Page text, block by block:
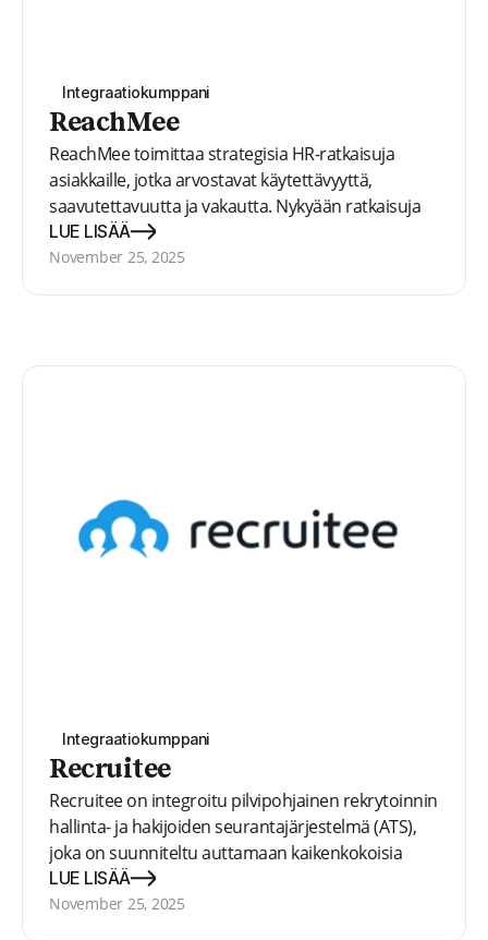
Integraatiokumppani
ReachMee
ReachMee toimittaa strategisia HR-ratkaisuja
asiakkaille, jotka arvostavat käytettävyyttä,
saavutettavuutta ja vakautta. Nykyään ratkaisuja
käyttää yli 500 organisaatiota sekä julkisella että
yksityisellä sektorilla.
LUE LISÄÄ
November 25, 2025
Integraatiokumppani
Recruitee
Recruitee on integroitu pilvipohjainen rekrytoinnin
hallinta- ja hakijoiden seurantajärjestelmä (ATS),
joka on suunniteltu auttamaan kaikenkokoisia
sisäisiä HR-tiimejä organisoimaan ja skaalaamaan
rekrytointiprosessiaan.
LUE LISÄÄ
November 25, 2025